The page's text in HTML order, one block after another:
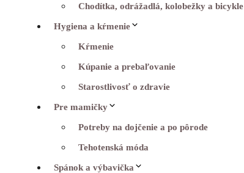
Chodítka, odrážadlá, kolobežky a bicykle
Hygiena a kŕmenie
Kŕmenie
Kúpanie a prebaľovanie
Starostlivosť o zdravie
Pre mamičky
Potreby na dojčenie a po pôrode
Tehotenská móda
Spánok a výbavička